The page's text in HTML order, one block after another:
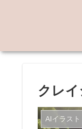
クレ
AIイラスト